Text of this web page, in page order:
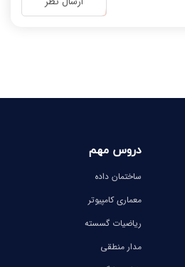
دروس مهم
ساختمان داده
معماری کامپیوتر
ریاضیات گسسته
مدار منطقی